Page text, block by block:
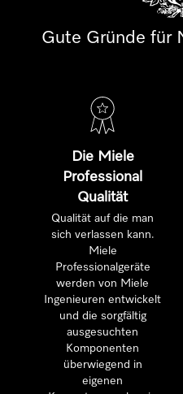
Gute Gründe für
Die Miele
Professional
Qualität
Qualität auf die man
sich verlassen kann.
Miele
Professionalgeräte
werden von Miele
Ingenieuren entwickelt
und die sorgfältig
ausgesuchten
Komponenten
überwiegend in
eigenen